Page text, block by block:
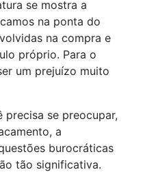
se mostra a
na ponta do
na compra e
próprio. Para o
um prejuízo muito
se preocupar,
a
burocráticas
tão significativa.